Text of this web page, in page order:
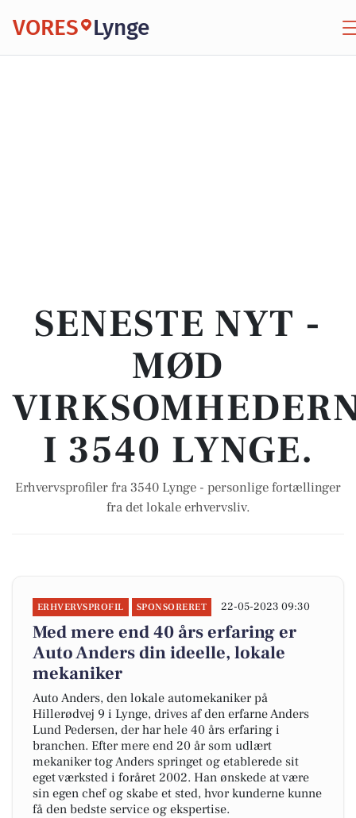
VORES Lynge
SENESTE NYT -
MØD
I 3540 LYNGE.
Erhvervsprofiler fra 3540 Lynge - personlige fortællinger
fra det lokale erhvervsliv.
ERHVERVSPROFIL SPONSORERET 22-05-2023 09:30
Med mere end 40 års erfaring er
Auto Anders din ideelle, lokale
mekaniker
Auto Anders, den lokale automekaniker på
Hillerødvej 9 i Lynge, drives af den erfarne Anders
Lund Pedersen, der har hele 40 års erfaring i
branchen. Efter mere end 20 år som udlært
mekaniker tog Anders springet og etablerede sit
eget værksted i foråret 2002. Han ønskede at være
sin egen chef og skabe et sted, hvor kunderne kunne
få den bedste service og ekspertise.